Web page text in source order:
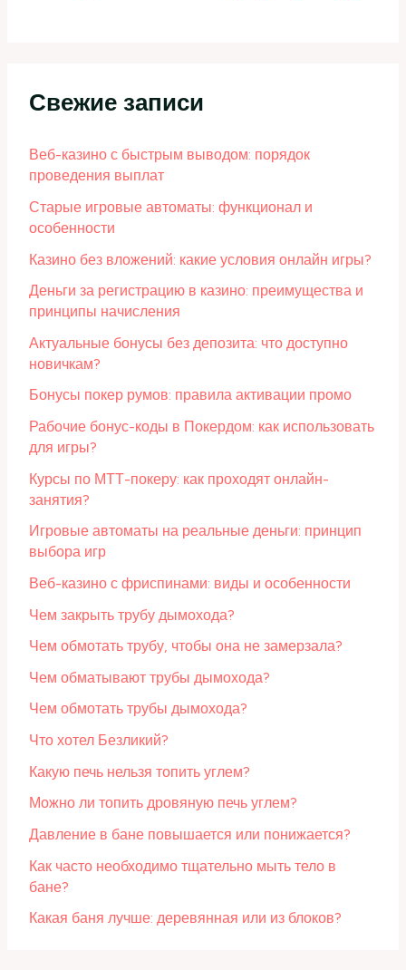
Свежие записи
Веб-казино с быстрым выводом: порядок
проведения выплат
Старые игровые автоматы: функционал и
особенности
Казино без вложений: какие условия онлайн игры?
Деньги за регистрацию в казино: преимущества и
принципы начисления
Актуальные бонусы без депозита: что доступно
новичкам?
Бонусы покер румов: правила активации промо
Рабочие бонус-коды в Покердом: как использовать
для игры?
Курсы по МТТ-покеру: как проходят онлайн-
занятия?
Игровые автоматы на реальные деньги: принцип
выбора игр
Веб-казино с фриспинами: виды и особенности
Чем закрыть трубу дымохода?
Чем обмотать трубу, чтобы она не замерзала?
Чем обматывают трубы дымохода?
Чем обмотать трубы дымохода?
Что хотел Безликий?
Какую печь нельзя топить углем?
Можно ли топить дровяную печь углем?
Давление в бане повышается или понижается?
Как часто необходимо тщательно мыть тело в
бане?
Какая баня лучше: деревянная или из блоков?